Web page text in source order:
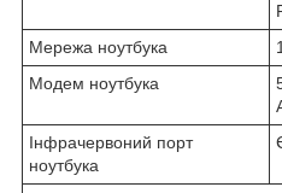
Мережа ноутбука
Модем ноутбука
Інфрачервоний порт
ноутбука